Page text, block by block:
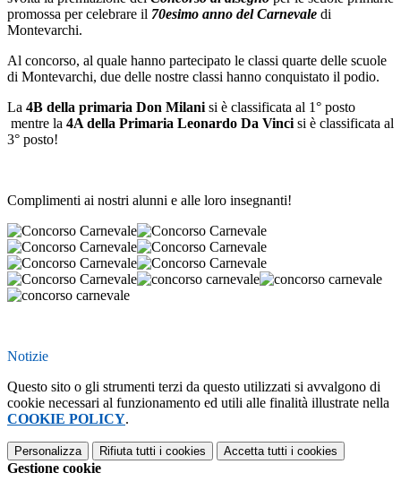
promossa per celebrare il 70esimo anno del Carnevale di
Montevarchi.
Al concorso, al quale hanno partecipato le classi quarte delle scuole
di Montevarchi, due delle nostre classi hanno conquistato il podio.
La 4B della primaria Don Milani si è classificata al 1° posto
mentre la 4A della Primaria Leonardo Da Vinci si è classificata al
3° posto!
Complimenti ai nostri alunni e alle loro insegnanti!
Notizie
Questo sito o gli strumenti terzi da questo utilizzati si avvalgono di
cookie necessari al funzionamento ed utili alle finalità illustrate nella
COOKIE POLICY.
Personalizza Rifiuta tutti i cookies Accetta tutti i cookies
Gestione cookie